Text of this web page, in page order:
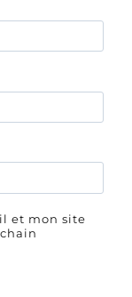
et mon site